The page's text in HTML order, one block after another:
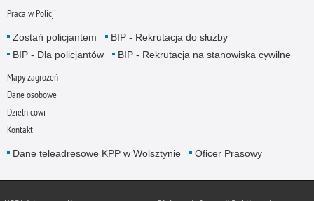
Praca w Policji
Zostań policjantem
BIP - Rekrutacja do służby
BIP - Dla policjantów
BIP - Rekrutacja na stanowiska cywilne
Mapy zagrożeń
Dane osobowe
Dzielnicowi
Kontakt
Dane teleadresowe KPP w Wolsztynie Oficer Prasowy